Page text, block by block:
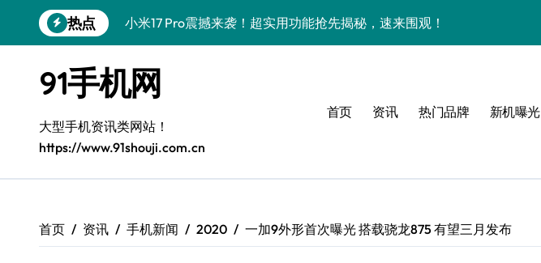
到
热点
小米17 Pro震撼来袭！超实用功能抢先揭秘，速来围观！
三星Galaxy Z Fold7抢先揭秘！手机管家带你探新亮点
S25 Ultra颜值炸裂！定制主题潮翻全场
Galaxy S24+登场，解锁手机美颜新境界！
S26+颜值暴增！机皇美颜秘籍大公开
三星Galaxy S26美颜秘籍，一键打造专属风格！
91手机网
大型手机资讯类网站！
https://www.91shouji.com.cn
首页 资讯 热门品牌 新机曝光
首页 资讯 手机新闻 2020 一加9外形首次曝光 搭载骁龙875 有望三月发布